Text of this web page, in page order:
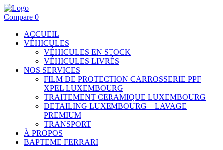
Compare 0
ACCUEIL
VÉHICULES
VÉHICULES EN STOCK
VÉHICULES LIVRÉS
NOS SERVICES
FILM DE PROTECTION CARROSSERIE PPF
XPEL LUXEMBOURG
TRAITEMENT CERAMIQUE LUXEMBOURG
DETAILING LUXEMBOURG – LAVAGE
PREMIUM
TRANSPORT
À PROPOS
BAPTEME FERRARI